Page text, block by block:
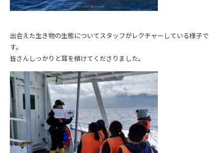
出会えた生き物の生態についてスタッフがレクチャーしている様子で
す。
皆さんしっかりと耳を傾けてくださりました。